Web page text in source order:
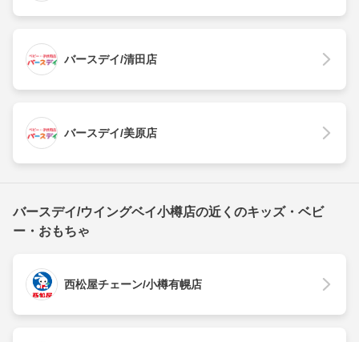
バースデイ/清田店
バースデイ/美原店
バースデイ/ウイングベイ小樽店の近くのキッズ・ベビ
ー・おもちゃ
西松屋チェーン/小樽有幌店